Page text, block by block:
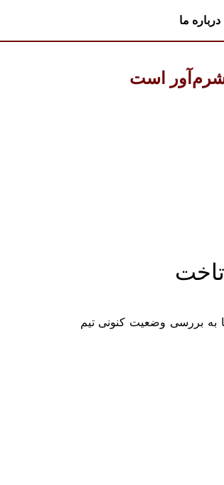
درباره ما
شرم‌آور است
تاخت
به بررسی وضعیت کنونی تیم